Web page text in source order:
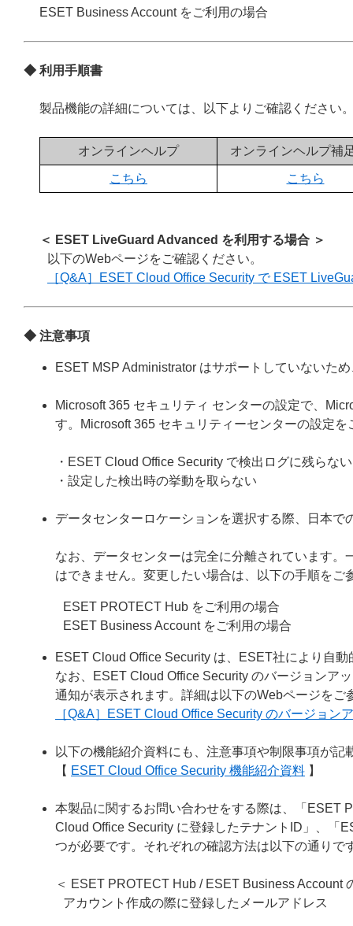
ESET Business Account をご利用の場合
◆ 利用手順書
製品機能の詳細については、以下よりご確認ください
オンラインヘルプ オンラインヘルプ補
こちら こちら
＜ ESET LiveGuard Advanced を利用する場合 ＞
以下のWebページをご確認ください。
［Q&A］ESET Cloud Office Security で ESET
◆ 注意事項
ESET MSP Administrator はサポートしていないた
Microsoft 365 セキュリティ センターの設定で、
す。Microsoft 365 セキュリティーセンターの設定を
・ESET Cloud Office Security で検出ログに残らない
・設定した検出時の挙動を取らない
データセンターロケーションを選択する際、日本
なお、データセンターは完全に分離されています
はできません。変更したい場合は、以下の手順をご
ESET PROTECT Hub をご利用の場合
ESET Business Account をご利用の場合
ESET Cloud Office Security は、ESET社により自
なお、ESET Cloud Office Security のバージョンア
通知が表示されます。詳細は以下のWebページをご
［Q&A］ESET Cloud Office Security のバージョン
以下の機能紹介資料にも、注意事項や制限事項が記
【 ESET Cloud Office Security 機能紹介資料 】
本製品に関するお問い合わせをする際は、「ESET
Cloud Office Security に登録したテナントID」、「
つが必要です。それぞれの確認方法は以下の通りで
＜ ESET PROTECT Hub / ESET Business Account
アカウント作成の際に登録したメールアドレス